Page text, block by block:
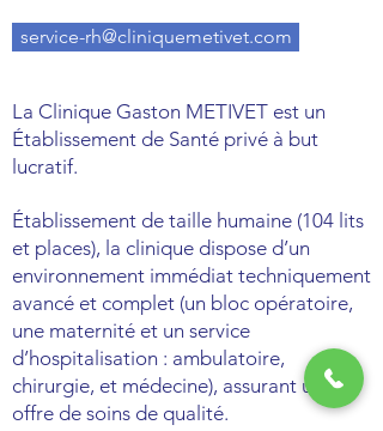
service-rh@cliniquemetivet.com
La Clinique Gaston METIVET est un
Établissement de Santé privé à but
lucratif.
Établissement de taille humaine (104 lits
et places), la clinique dispose d’un
environnement immédiat techniquement
avancé et complet (un bloc opératoire,
une maternité et un service
d’hospitalisation : ambulatoire,
chirurgie, et médecine), assurant une
offre de soins de qualité.